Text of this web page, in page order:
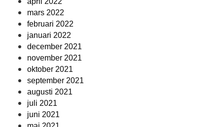
mars 2022
februari 2022
januari 2022
december 2021
november 2021
oktober 2021
september 2021
augusti 2021
juli 2021
juni 2021